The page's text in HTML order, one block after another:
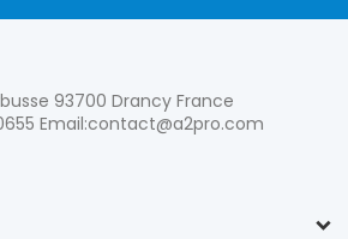
93700 Drancy France
Email:contact@a2pro.com